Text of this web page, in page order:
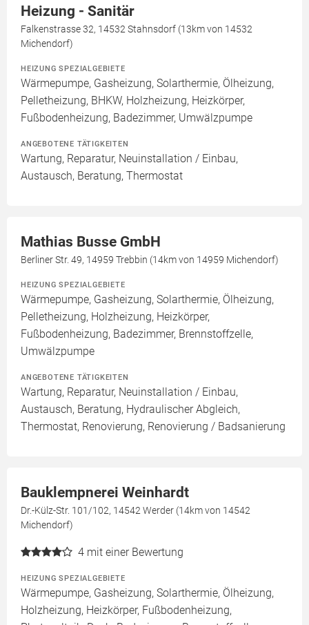
Heizung - Sanitär
Falkenstrasse 32, 14532 Stahnsdorf (13km von 14532
Michendorf)
HEIZUNG SPEZIALGEBIETE
Wärmepumpe, Gasheizung, Solarthermie, Ölheizung,
Pelletheizung, BHKW, Holzheizung, Heizkörper,
Fußbodenheizung, Badezimmer, Umwälzpumpe
ANGEBOTENE TÄTIGKEITEN
Wartung, Reparatur, Neuinstallation / Einbau,
Austausch, Beratung, Thermostat
Mathias Busse GmbH
Berliner Str. 49, 14959 Trebbin (14km von 14959 Michendorf)
HEIZUNG SPEZIALGEBIETE
Wärmepumpe, Gasheizung, Solarthermie, Ölheizung,
Pelletheizung, Holzheizung, Heizkörper,
Fußbodenheizung, Badezimmer, Brennstoffzelle,
Umwälzpumpe
ANGEBOTENE TÄTIGKEITEN
Wartung, Reparatur, Neuinstallation / Einbau,
Austausch, Beratung, Hydraulischer Abgleich,
Thermostat, Renovierung, Renovierung / Badsanierung
Bauklempnerei Weinhardt
Dr.-Külz-Str. 101/102, 14542 Werder (14km von 14542
Michendorf)
4 mit einer Bewertung
HEIZUNG SPEZIALGEBIETE
Wärmepumpe, Gasheizung, Solarthermie, Ölheizung,
Holzheizung, Heizkörper, Fußbodenheizung,